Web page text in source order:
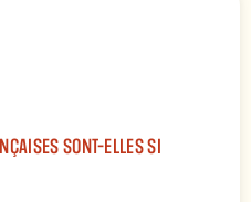
SONT-ELLES SI